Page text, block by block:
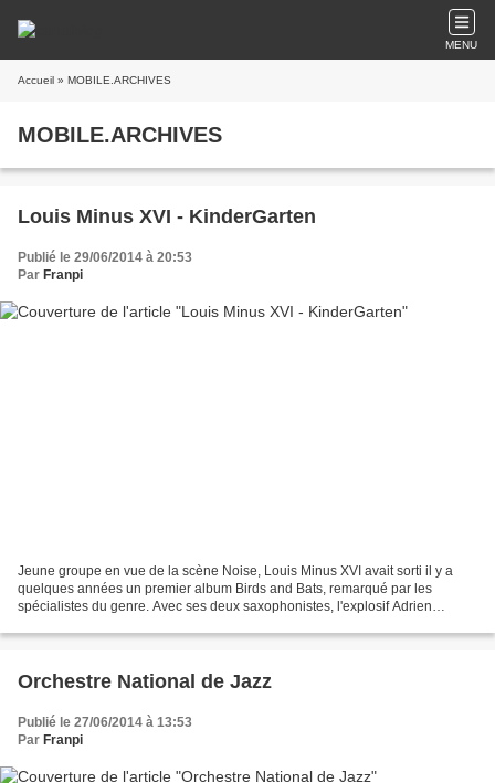
MENU
Accueil » MOBILE.ARCHIVES
MOBILE.ARCHIVES
Louis Minus XVI - KinderGarten
Publié le 29/06/2014 à 20:53
Par Franpi
Jeune groupe en vue de la scène Noise, Louis Minus XVI avait sorti il y a
quelques années un premier album Birds and Bats, remarqué par les
spécialistes du genre. Avec ses deux saxophonistes, l'explosif Adrien
Orchestre National de Jazz
Publié le 27/06/2014 à 13:53
Par Franpi